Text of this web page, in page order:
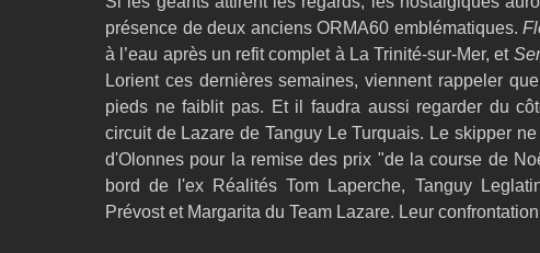
présence de deux anciens ORMA60 emblématiques.
à l’eau après un refit complet à La Trinité-sur-Mer, et
Lorient ces dernières semaines, viennent rappeler
pieds ne faiblit pas. Et il faudra aussi regarder du
circuit de Lazare de Tanguy Le Turquais. Le skipper
d'Olonnes pour la remise des prix "de la course de
bord de l'ex Réalités Tom Laperche, Tanguy
Prévost et Margarita du Team Lazare. Leur